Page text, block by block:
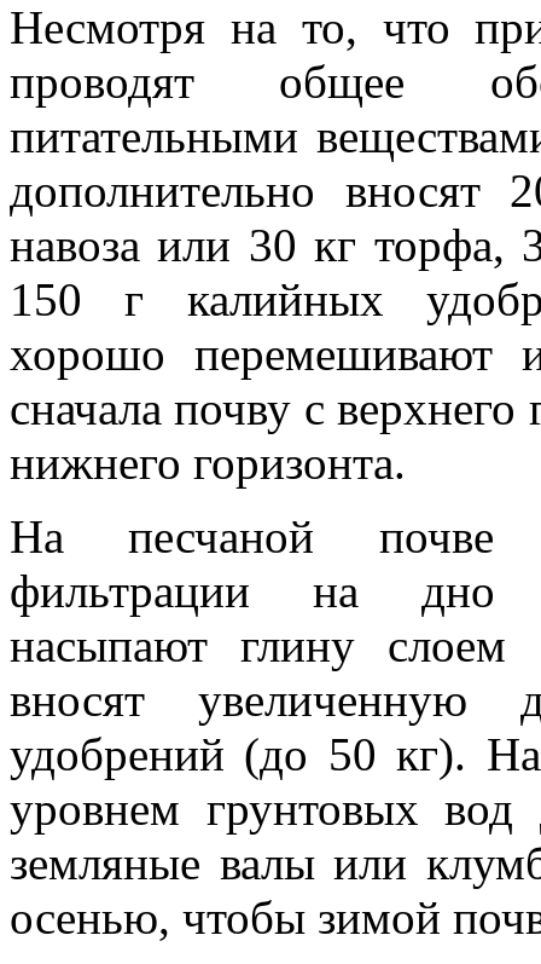
Несмотря на то, что
прово­дят общее
питательными
дополнительно вносят
навоза или 30 кг торфа,
150 г калийных
хорошо перемешивают
сначала почву с верхнего
нижнего горизонта.
На песчаной почве
фильтрации на дно
насыпают глину
вносят увеличенную
удобрений (до 50 кг).
уровнем грунтовых вод
земляные валы или
осенью, что­бы зимой